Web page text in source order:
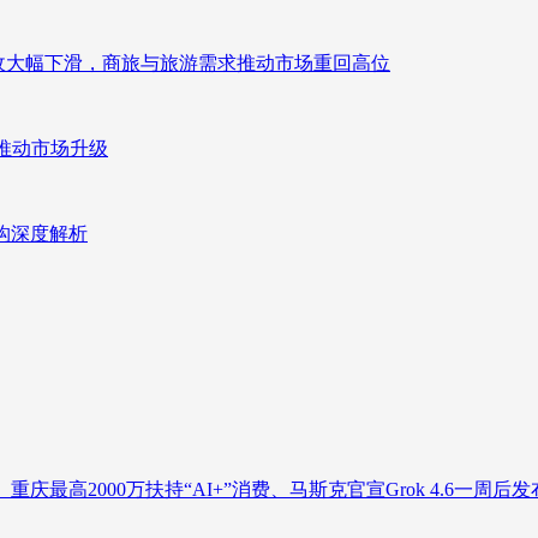
幅下滑，商旅与旅游需求推动市场重回高位
动市场升级
深度解析
庆最高2000万扶持“AI+”消费、马斯克官宣Grok 4.6一周后发